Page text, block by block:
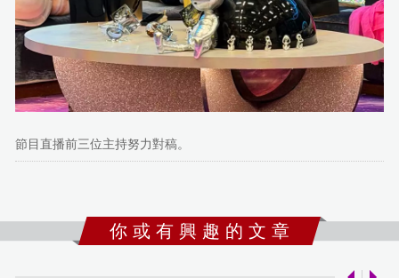
節目直播前三位主持努力對稿。
你 或 有 興 趣 的 文 章